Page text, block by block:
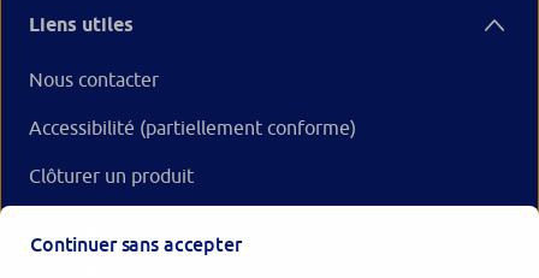
Liens utiles
Nous contacter
Accessibilité (partiellement conforme)
Clôturer un produit
Continuer sans accepter